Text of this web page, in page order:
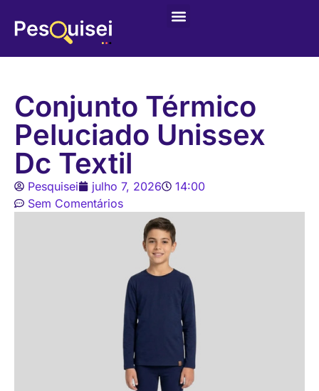
Conjunto Térmico
Peluciado Unissex
Dc Textil
Pesquisei julho 7, 2026
14:00
Sem Comentários